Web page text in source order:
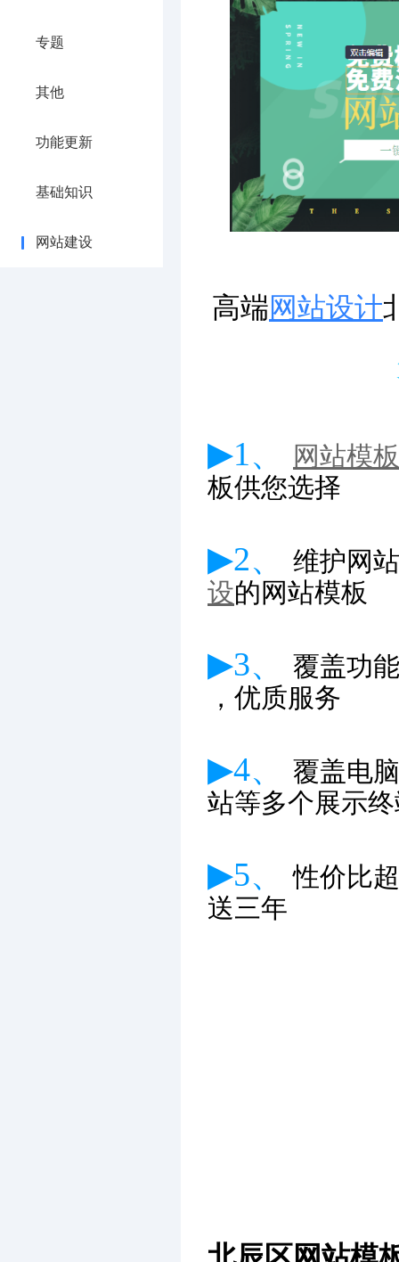
专题
其他
功能更新
基础知识
网站建设
高端网站设计
▶1、
网站模板
板供您选择
▶2、
维护网
设的网站模板
▶3、
覆盖功
，优质服务
▶4、
覆盖电
站等多个展示
▶5、性价比
送三年